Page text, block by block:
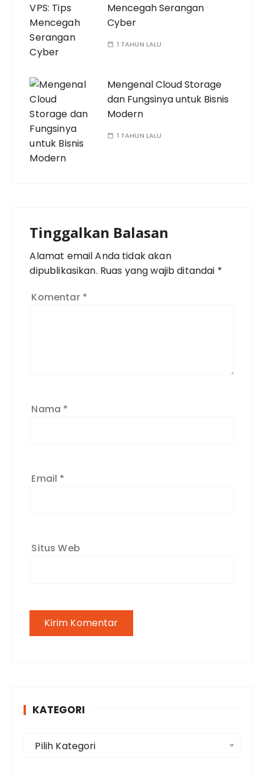
Mencegah Serangan
Cyber
1 TAHUN LALU
Mengenal Cloud Storage
dan Fungsinya untuk Bisnis
Modern
1 TAHUN LALU
Tinggalkan Balasan
Alamat email Anda tidak akan
dipublikasikan. Ruas yang wajib ditandai *
Komentar *
Nama *
Email *
Situs Web
KATEGORI
Pilih Kategori